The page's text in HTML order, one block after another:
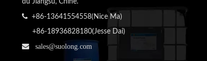
 +86-13641554558(Nice Ma)
+86-18936828180(Jesse Dai)
 sales@suolong.com